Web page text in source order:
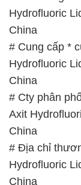
China
# Cty phân
Axit
China
# Địa chỉ
Hydrofluoric
China
# Công ty
/ Axit
Quốc China
# Nơi bán ≡